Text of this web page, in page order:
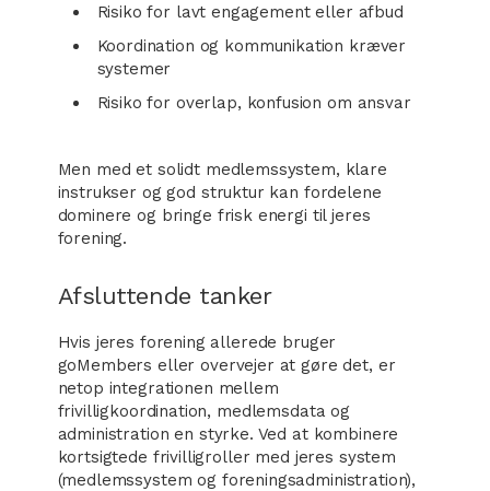
Risiko for lavt engagement eller afbud
Koordination og kommunikation kræver
systemer
Risiko for overlap, konfusion om ansvar
Men med et solidt medlemssystem, klare
instrukser og god struktur kan fordelene
dominere og bringe frisk energi til jeres
forening.
Afsluttende tanker
Hvis jeres forening allerede bruger
goMembers eller overvejer at gøre det, er
netop integrationen mellem
frivilligkoordination, medlemsdata og
administration en styrke. Ved at kombinere
kortsigtede frivilligroller med jeres system
(medlemssystem og foreningsadministration),